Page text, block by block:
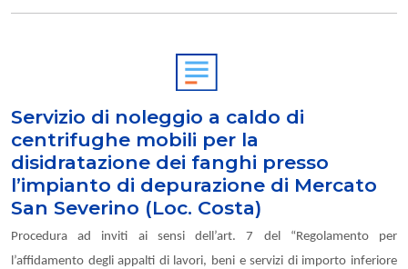
Servizio di noleggio a caldo di
centrifughe mobili per la
disidratazione dei fanghi presso
l’impianto di depurazione di Mercato
San Severino (Loc. Costa)
Procedura ad inviti ai sensi dell’art. 7 del “Regolamento per
l’affidamento degli appalti di lavori, beni e servizi di importo inferiore